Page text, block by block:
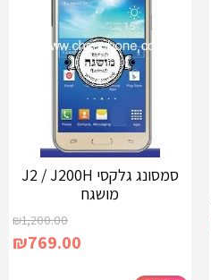
סמסונג גלקסי J2 / J200H
מושגח
₪1,200.00
₪769.00